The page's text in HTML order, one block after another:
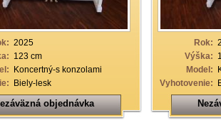
2025
123 cm
Koncertný-s konzolami
Biely-lesk
objednávka
Rok:
Výška:
Model:
Vyhotovenie: